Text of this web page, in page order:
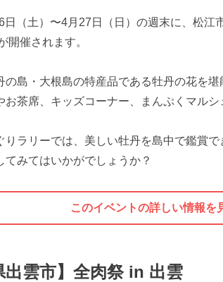
日（土）〜4月27日（日）の週末に、松江
開催されます。
の島・大根島の特産品である牡丹の花を
お茶席、キッズコーナー、まんぷくマルシ
りラリーでは、美しい牡丹を島中で鑑賞
てみてはいかがでしょうか？
このイベントの詳しい情報を
出雲市】全肉祭 in 出雲